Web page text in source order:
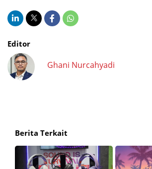
Editor
Ghani Nurcahyadi
Berita Terkait